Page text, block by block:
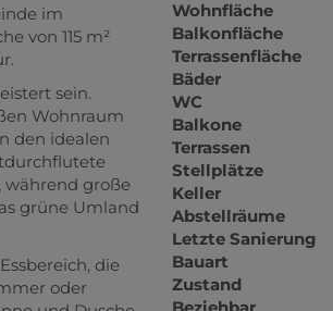
im
von 115 m²
sein.
Wohnraum
den idealen
große
grüne Umland
die
oder
Wohnfläche
Balkonfläche
Terrassenfläche
Bäder
WC
Balkone
Terrassen
Stellplätze
Keller
Abstellräume
Letzte Sanierung
Bauart
Zustand